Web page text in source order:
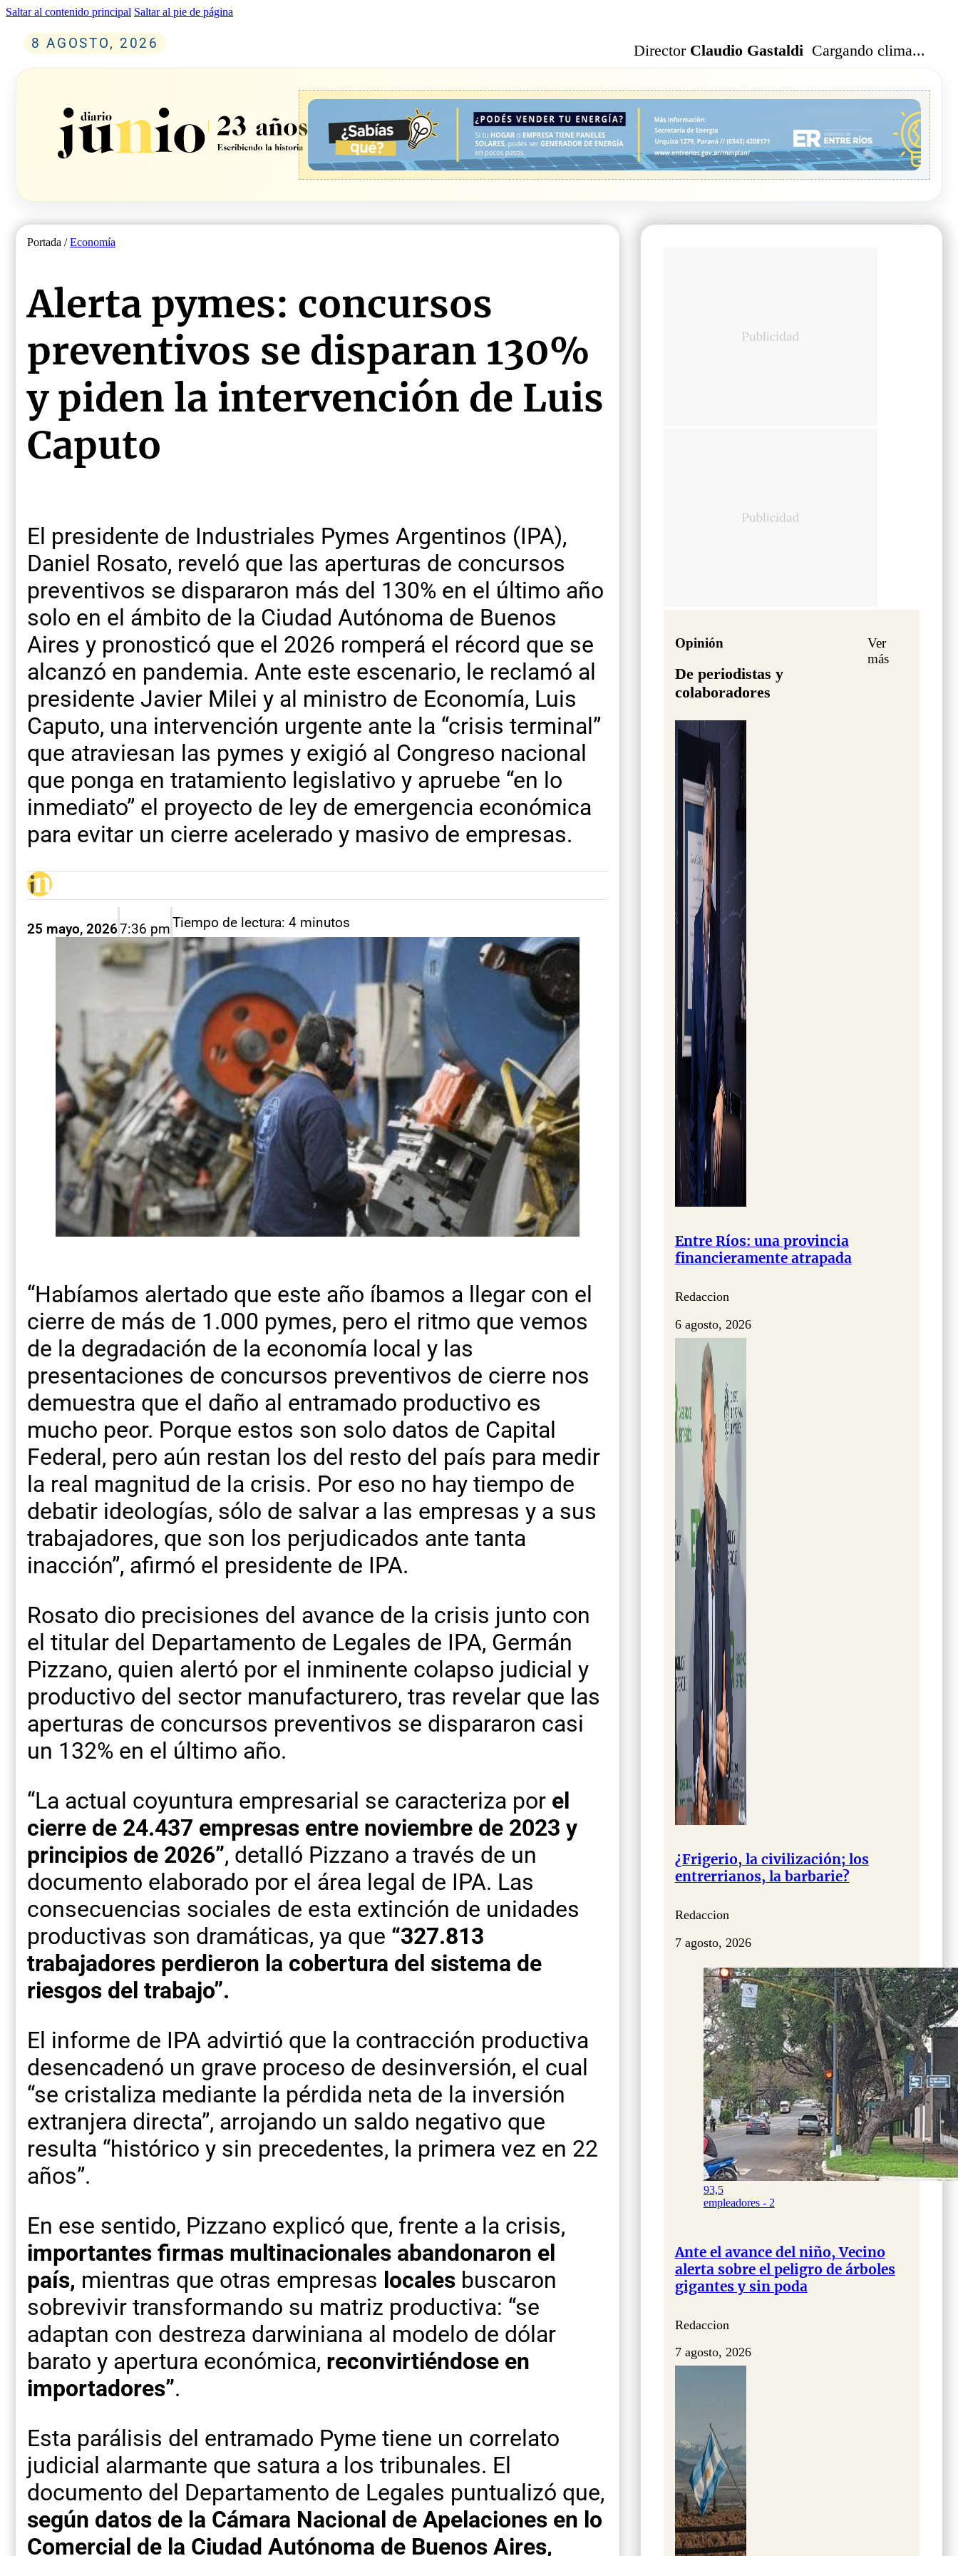
Saltar al contenido principal Saltar al pie de página
8 AGOSTO, 2026 Director Claudio Gastaldi Cargando clima...
Portada /Economía
Alerta pymes: concursos
preventivos se disparan 130%
y piden la intervención de Luis
Caputo
El presidente de Industriales Pymes Argentinos (IPA),
Daniel Rosato, reveló que las aperturas de concursos
preventivos se dispararon más del 130% en el último año
solo en el ámbito de la Ciudad Autónoma de Buenos
Aires y pronosticó que el 2026 romperá el récord que se
alcanzó en pandemia. Ante este escenario, le reclamó al
presidente Javier Milei y al ministro de Economía, Luis
Caputo, una intervención urgente ante la “crisis terminal”
que atraviesan las pymes y exigió al Congreso nacional
que ponga en tratamiento legislativo y apruebe “en lo
inmediato” el proyecto de ley de emergencia económica
para evitar un cierre acelerado y masivo de empresas.
25 mayo, 20267:36 pmTiempo de lectura: 4 minutos
“Habíamos alertado que este año íbamos a llegar con el
cierre de más de 1.000 pymes, pero el ritmo que vemos
de la degradación de la economía local y las
presentaciones de concursos preventivos de cierre nos
demuestra que el daño al entramado productivo es
mucho peor. Porque estos son solo datos de Capital
Federal, pero aún restan los del resto del país para medir
la real magnitud de la crisis. Por eso no hay tiempo de
debatir ideologías, sólo de salvar a las empresas y a sus
trabajadores, que son los perjudicados ante tanta
inacción”, afirmó el presidente de IPA.
Rosato dio precisiones del avance de la crisis junto con
el titular del Departamento de Legales de IPA, Germán
Pizzano, quien alertó por el inminente colapso judicial y
productivo del sector manufacturero, tras revelar que las
aperturas de concursos preventivos se dispararon casi
un 132% en el último año.
“La actual coyuntura empresarial se caracteriza por el
cierre de 24.437 empresas entre noviembre de 2023 y
principios de 2026”, detalló Pizzano a través de un
documento elaborado por el área legal de IPA. Las
consecuencias sociales de esta extinción de unidades
productivas son dramáticas, ya que “327.813
trabajadores perdieron la cobertura del sistema de
riesgos del trabajo”.
El informe de IPA advirtió que la contracción productiva
desencadenó un grave proceso de desinversión, el cual
“se cristaliza mediante la pérdida neta de la inversión
extranjera directa”, arrojando un saldo negativo que
resulta “histórico y sin precedentes, la primera vez en 22
años”.
En ese sentido, Pizzano explicó que, frente a la crisis,
importantes firmas multinacionales abandonaron el
país, mientras que otras empresas locales buscaron
sobrevivir transformando su matriz productiva: “se
adaptan con destreza darwiniana al modelo de dólar
barato y apertura económica, reconvirtiéndose en
importadores”.
Esta parálisis del entramado Pyme tiene un correlato
judicial alarmante que satura a los tribunales. El
documento del Departamento de Legales puntualizó que,
según datos de la Cámara Nacional de Apelaciones en lo
Comercial de la Ciudad Autónoma de Buenos Aires,
Opinión
De periodistas y
colaboradores
Ver
más
Entre Ríos: una provincia
financieramente atrapada
Redaccion
6 agosto, 2026
¿Frigerio, la civilización; los
entrerrianos, la barbarie?
Redaccion
7 agosto, 2026
93,5
empleadores - 2
Ante el avance del niño, Vecino
alerta sobre el peligro de árboles
gigantes y sin poda
Redaccion
7 agosto, 2026